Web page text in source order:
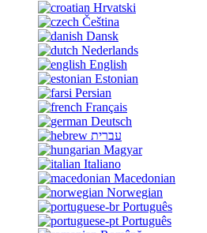
Hrvatski
Čeština
Dansk
Nederlands
English
Estonian
Persian
Français
Deutsch
עברית
Magyar
Italiano
Macedonian
Norwegian
Português
Português